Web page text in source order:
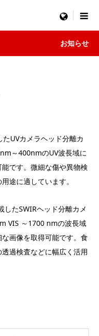
menu
お知らせ
UVカメラヘッド分離カ
～400nmのUV波長域に
です。微細な傷や異物検
途に適しています。
たSWIRヘッド分離カメ
VIS ～1700 nmの波長域
画像を取得可能です。食
過検査などに幅広く活用